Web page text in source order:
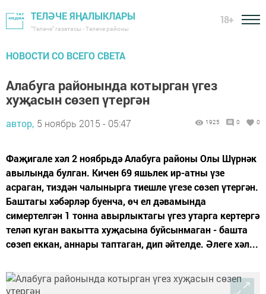
ТЕЛӘЧЕ ЯҢАЛЫКЛАРЫ
"Теләче" газетасы - Теләче районы
18+
НОВОСТИ СО ВСЕГО СВЕТА
Алабуга районында котырган үгез
хуҗасын сөзеп үтергән
автор, 5 ноябрь 2015 - 05:47 1925 0 0
Фаҗигале хәл 2 ноябрьдә Алабуга районы Олы Шүрнәк
авылында булган. Кичен 69 яшьлек ир-атны үзе
асраган, тиздән чалынырга тиешле үгезе сөзеп үтергән.
Баштагы хәбәрләр буенча, өч ел дәвамында
симертелгән 1 тонна авырлыктагы үгез утарга кертергә
теләп куган вакытта хуҗасына буйсынмаган - башта
сөзеп еккан, аннары таптаган, дип әйтелде. Әлеге хәл...